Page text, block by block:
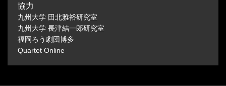
協力
九州大学 田北雅裕研究室
九州大学 長津結一郎研究室
福岡ろう劇団博多
Quartet Online